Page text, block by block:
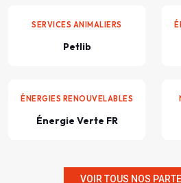
SERVICES ANIMALIERS
Petlib
ÉNERGIES RENOUVELABLES
Énergie Verte FR
VOIR TOUS NOS